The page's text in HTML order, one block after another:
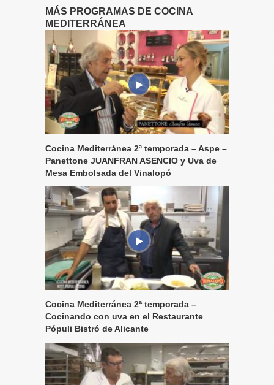
MÁS PROGRAMAS DE COCINA
MEDITERRÁNEA
Cocina Mediterránea 2ª temporada – Aspe –
Panettone JUANFRAN ASENCIO y Uva de
Mesa Embolsada del Vinalopó
Cocina Mediterránea 2ª temporada –
Cocinando con uva en el Restaurante
Pópuli Bistró de Alicante